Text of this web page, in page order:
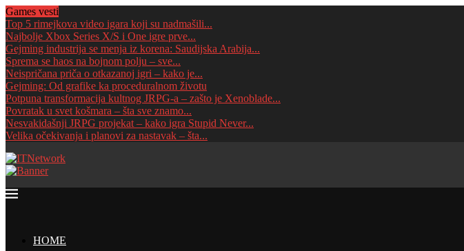
Games vesti
Top 5 rimejkova video igara koji su nadmašili...
Najbolje Xbox Series X/S i One igre prve...
Gejming industrija se menja iz korena: Saudijska Arabija...
Sprema se haos na bojnom polju – sve...
Neispričana priča o otkazanoj igri – kako je...
Gejming: Od grafike ka proceduralnom životu
Potpuna transformacija kultnog JRPG-a – zašto je Xenoblade...
Povratak u svet košmara – šta sve znamo...
Nesvakidašnji JRPG projekat – kako igra Stupid Never...
Velika očekivanja i planovi za nastavak – šta...
HOME